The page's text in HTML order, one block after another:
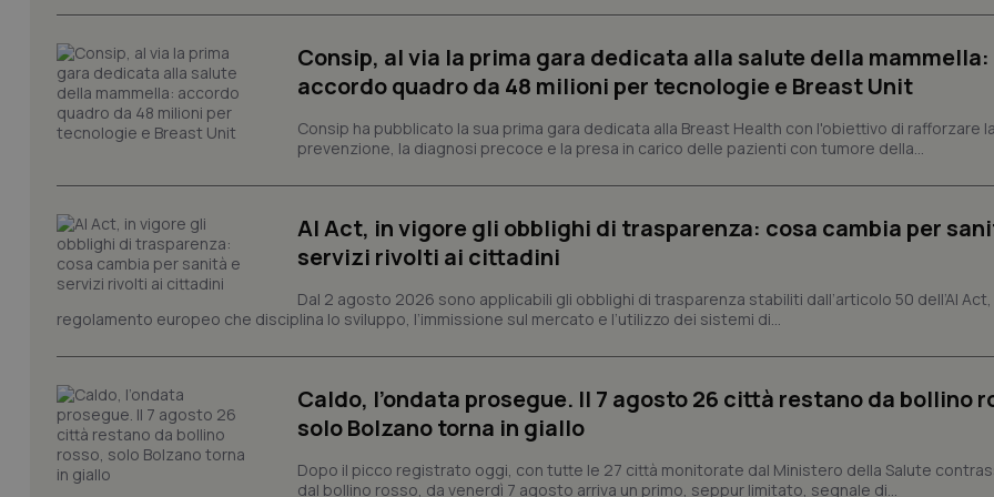
Consip, al via la prima gara dedicata alla salute della mammella:
accordo quadro da 48 milioni per tecnologie e Breast Unit
Consip ha pubblicato la sua prima gara dedicata alla Breast Health con l'obiettivo di rafforzare la
prevenzione, la diagnosi precoce e la presa in carico delle pazienti con tumore della...
AI Act, in vigore gli obblighi di trasparenza: cosa cambia per
servizi rivolti ai cittadini
Dal 2 agosto 2026 sono applicabili gli obblighi di trasparenza stabiliti dall’articolo 50 dell’AI Act,
regolamento europeo che disciplina lo sviluppo, l’immissione sul mercato e l’utilizzo dei sistemi di...
Caldo, l’ondata prosegue. Il 7 agosto 26 città restano da bollino
solo Bolzano torna in giallo
Dopo il picco registrato oggi, con tutte le 27 città monitorate dal Ministero della Salute
dal bollino rosso, da venerdì 7 agosto arriva un primo, seppur limitato, segnale di...
VISITOR_PRIVACY_METADATA
YouTube
.youtube.com
5 mesi 4
settimane
Questo cookie viene utilizzato
scelte di consenso e privacy
impostazioni sulla privacy,
preferenze siano onorate nelle
dei cookie di Cookie-Script.com
correttamente.
2 giorni
session-id
settimane
assegnare un identificatore
_ga
Google LLC
.quotidianosanita.it
1 anno 1
Questo nome di cookie è
Universal Analytics, che è un
per distinguere utenti unici
generato in modo casuale come
cliente. È incluso in ogni